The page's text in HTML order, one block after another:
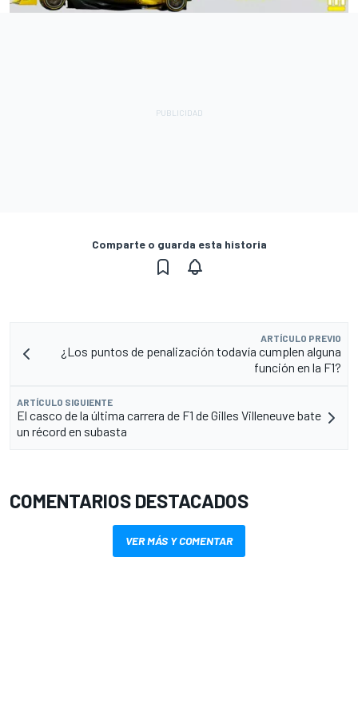
Comparte o guarda esta historia
ARTÍCULO PREVIO
¿Los puntos de penalización todavía cumplen alguna
función en la F1?
ARTÍCULO SIGUIENTE
El casco de la última carrera de F1 de Gilles Villeneuve bate
un récord en subasta
COMENTARIOS DESTACADOS
VER MÁS Y COMENTAR